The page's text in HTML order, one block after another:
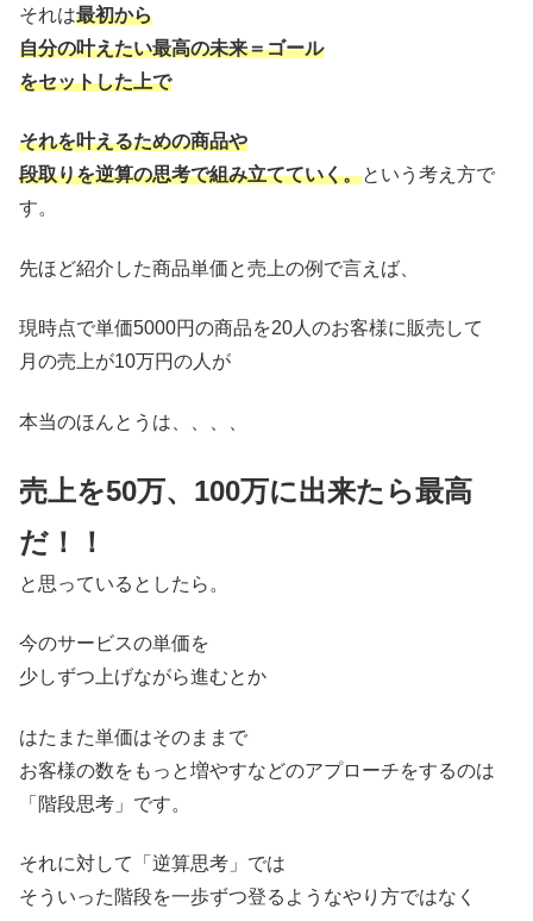
それは最初から
自分の叶えたい最高の未来＝ゴール
をセットした上で
それを叶えるための商品や
段取りを逆算の思考で組み立てていく。という考え方で
す。
先ほど紹介した商品単価と売上の例で言えば、
現時点で単価5000円の商品を20人のお客様に販売して
月の売上が10万円の人が
本当のほんとうは、、、、
売上を50万、100万に出来たら最高
だ！！
と思っているとしたら。
今のサービスの単価を
少しずつ上げながら進むとか
はたまた単価はそのままで
お客様の数をもっと増やすなどのアプローチをするのは
「階段思考」です。
それに対して「逆算思考」では
そういった階段を一歩ずつ登るようなやり方ではなく